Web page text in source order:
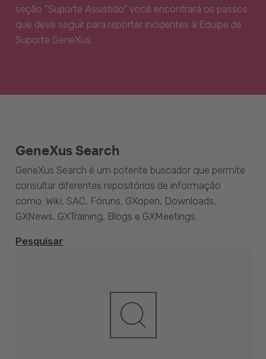
seção "Suporte Assistido" você encontrará os passos
que deve seguir para reportar incidentes à Equipe de
Suporte GeneXus.
GeneXus Search
GeneXus Search é um potente buscador que permite
consultar diferentes repositórios de informação
como: Wiki, SAC, Fóruns, GXopen, Downloads,
GXNews, GXTraining, Blogs e GXMeetings.
Pesquisar